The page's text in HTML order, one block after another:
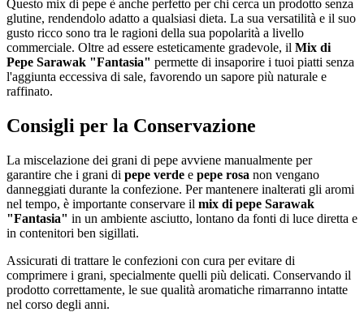
Questo mix di pepe è anche perfetto per chi cerca un prodotto senza
glutine, rendendolo adatto a qualsiasi dieta. La sua versatilità e il suo
gusto ricco sono tra le ragioni della sua popolarità a livello
commerciale. Oltre ad essere esteticamente gradevole, il Mix di
Pepe Sarawak "Fantasia" permette di insaporire i tuoi piatti senza
l'aggiunta eccessiva di sale, favorendo un sapore più naturale e
raffinato.
Consigli per la Conservazione
La miscelazione dei grani di pepe avviene manualmente per
garantire che i grani di pepe verde e pepe rosa non vengano
danneggiati durante la confezione. Per mantenere inalterati gli aromi
nel tempo, è importante conservare il mix di pepe Sarawak
"Fantasia" in un ambiente asciutto, lontano da fonti di luce diretta e
in contenitori ben sigillati.
Assicurati di trattare le confezioni con cura per evitare di
comprimere i grani, specialmente quelli più delicati. Conservando il
prodotto correttamente, le sue qualità aromatiche rimarranno intatte
nel corso degli anni.